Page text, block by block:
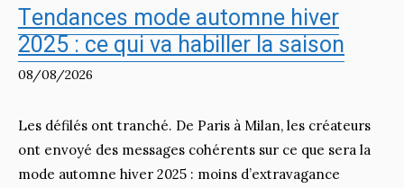
Tendances mode automne hiver
2025 : ce qui va habiller la saison
08/08/2026
Les défilés ont tranché. De Paris à Milan, les créateurs
ont envoyé des messages cohérents sur ce que sera la
mode automne hiver 2025 : moins d’extravagance